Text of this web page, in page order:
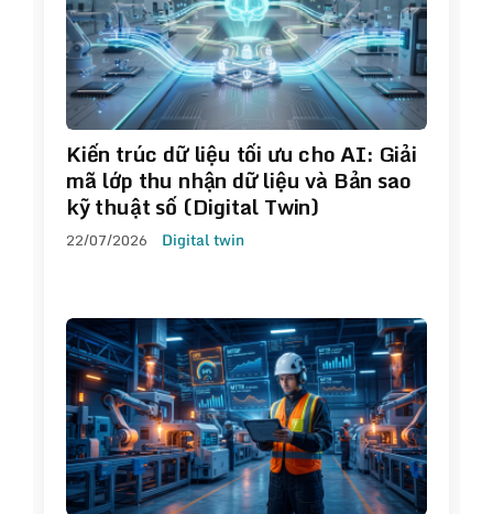
Kiến trúc dữ liệu tối ưu cho AI: Giải
mã lớp thu nhận dữ liệu và Bản sao
kỹ thuật số (Digital Twin)
22/07/2026 Digital twin